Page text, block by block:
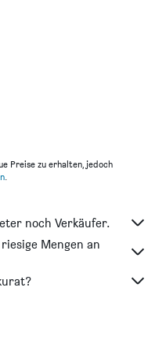
Preise zu erhalten, jedoch
.
noch Verkäufer.
Mengen an